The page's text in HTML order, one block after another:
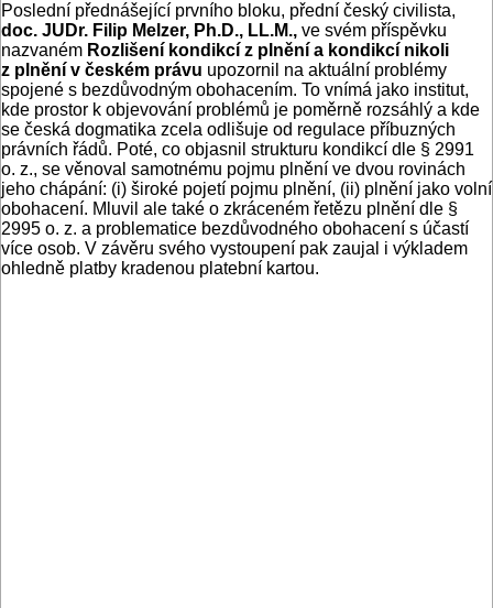
Poslední přednášející prvního bloku, přední český civilista,
doc. JUDr. Filip Melzer, Ph.D., LL.M., ve svém příspěvku
nazvaném Rozlišení kondikcí z plnění a kondikcí nikoli
z plnění v českém právu upozornil na aktuální problémy
spojené s bezdůvodným obohacením. To vnímá jako institut,
kde prostor k objevování problémů je poměrně rozsáhlý a kde
se česká dogmatika zcela odlišuje od regulace příbuzných
právních řádů. Poté, co objasnil strukturu kondikcí dle § 2991
o. z., se věnoval samotnému pojmu plnění ve dvou rovinách
jeho chápání: (i) široké pojetí pojmu plnění, (ii) plnění jako volní
obohacení. Mluvil ale také o zkráceném řetězu plnění dle §
2995 o. z. a problematice bezdůvodného obohacení s účastí
více osob. V závěru svého vystoupení pak zaujal i výkladem
ohledně platby kradenou platební kartou.